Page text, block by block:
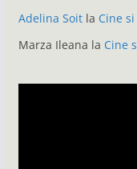
Adelina Soitla Cine
Marza Ileana la Cine